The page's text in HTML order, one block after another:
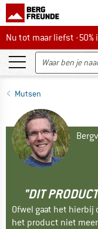
Nu tot maar liefst -50%
Nu tot maar liefst -
Mutsen
"DIT
Ofwel gaat het hierbij
het product niet